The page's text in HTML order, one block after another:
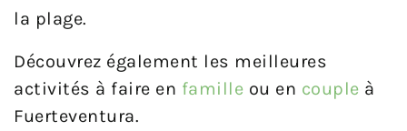
la plage.
Découvrez également les meilleures
activités à faire en famille ou en couple à
Fuerteventura.